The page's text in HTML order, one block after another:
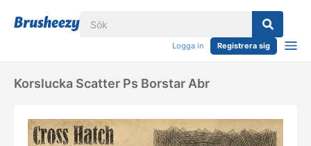
Logga in Registrera sig
Korslucka Scatter Ps Borstar Abr